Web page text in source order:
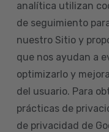
analítica utilizan
de seguimiento
nuestro Sitio y
que nos ayudan a
optimizarlo y
del usuario. Para
prácticas de
de privacidad de